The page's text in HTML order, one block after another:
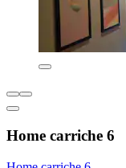
Home carriche 6